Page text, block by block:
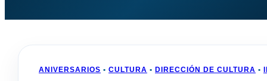
ANIVERSARIOS • CULTURA • DIRECCIÓN DE CULTURA •